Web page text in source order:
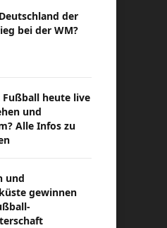
der
bei der WM?
Fußball heute live
und
Alle Infos zu
und
gewinnen